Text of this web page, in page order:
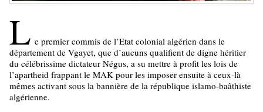
L e premier commis de l’Etat colonial algérien dans le
département de Vgayet, que d’aucuns qualifient de digne héritier
du célébrissime dictateur Négus, a su mettre à profit les lois de
l’apartheid frappant le MAK pour les imposer ensuite à ceux-là
mêmes activant sous la bannière de la république islamo-baâthiste
algérienne.